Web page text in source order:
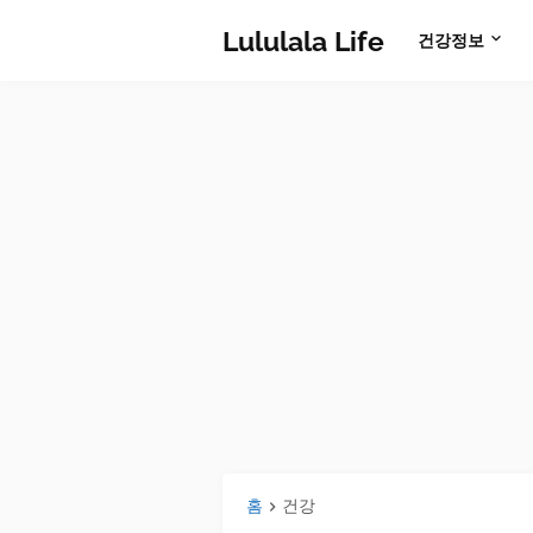
Lululala Life 건강정보
홈 건강